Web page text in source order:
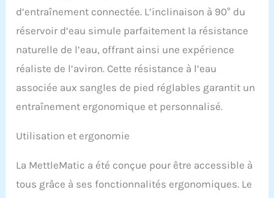
famille : avec une
capacité de charge de 182
foulée de 105 cm, ce
rameur d'eau convient
poids et jusqu'à une
taille de 210 cm. Il ne
d'un appareil de fitness,
familiale et poursuivre
ensemble un mode de vie
d’entraînement connectée. L’inclinaison à 90° du
réservoir d’eau simule parfaitement la résistance
naturelle de l’eau, offrant ainsi une expérience
réaliste de l’aviron. Cette résistance à l’eau
associée aux sangles de pied réglables garantit un
entraînement ergonomique et personnalisé.
Utilisation et ergonomie
La MettleMatic a été conçue pour être accessible à
tous grâce à ses fonctionnalités ergonomiques. Le